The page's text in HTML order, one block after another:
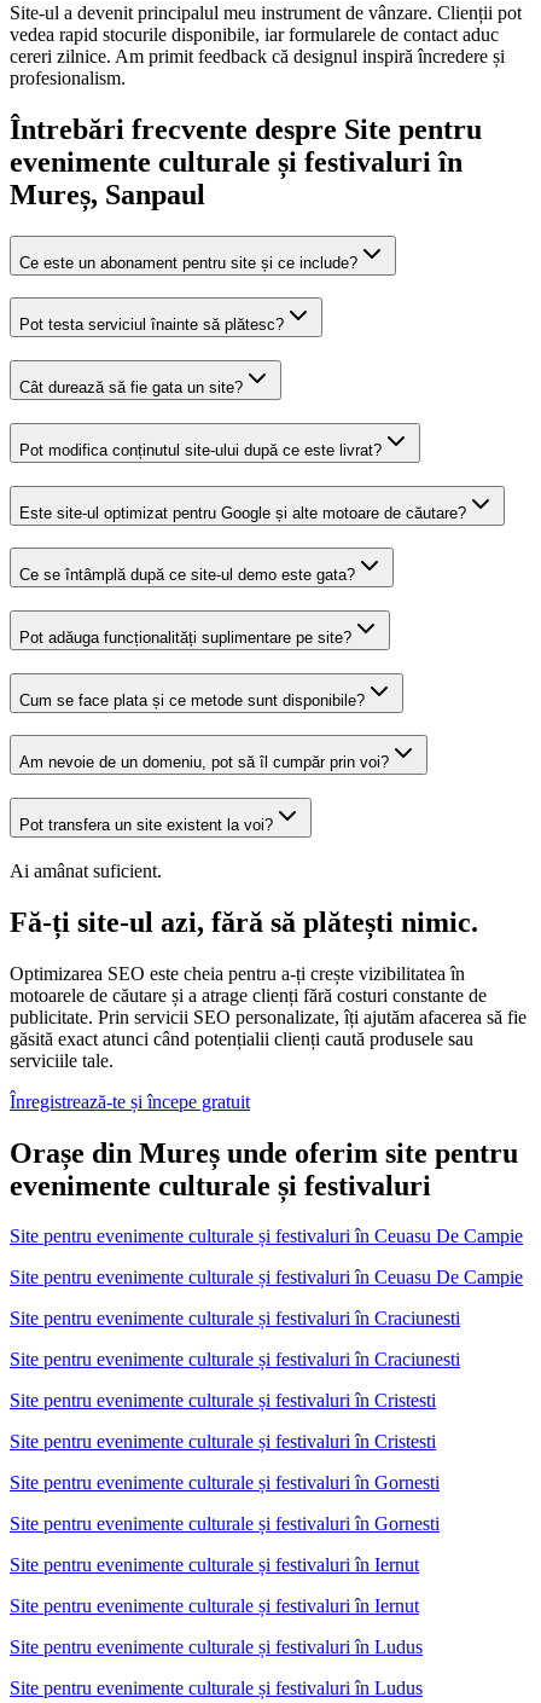
Site-ul a devenit principalul meu instrument de vânzare. Clienții pot
vedea rapid stocurile disponibile, iar formularele de contact aduc
cereri zilnice. Am primit feedback că designul inspiră încredere și
profesionalism.
Întrebări frecvente despre Site pentru
evenimente culturale și festivaluri în
Mureș, Sanpaul
Ce este un abonament pentru site și ce include?
Pot testa serviciul înainte să plătesc?
Cât durează să fie gata un site?
Pot modifica conținutul site-ului după ce este livrat?
Este site-ul optimizat pentru Google și alte motoare de căutare?
Ce se întâmplă după ce site-ul demo este gata?
Pot adăuga funcționalități suplimentare pe site?
Cum se face plata și ce metode sunt disponibile?
Am nevoie de un domeniu, pot să îl cumpăr prin voi?
Pot transfera un site existent la voi?
Ai amânat suficient.
Fă-ți site-ul azi, fără să plătești nimic.
Optimizarea SEO este cheia pentru a-ți crește vizibilitatea în
motoarele de căutare și a atrage clienți fără costuri constante de
publicitate. Prin servicii SEO personalizate, îți ajutăm afacerea să fie
găsită exact atunci când potențialii clienți caută produsele sau
serviciile tale.
Înregistrează-te și începe gratuit
Orașe din Mureș unde oferim site pentru
evenimente culturale și festivaluri
Site pentru evenimente culturale și festivaluriîn Ceuasu De Campie
Site pentru evenimente culturale și festivaluri în Ceuasu De Campie
Site pentru evenimente culturale și festivaluriîn Craciunesti
Site pentru evenimente culturale și festivaluri în Craciunesti
Site pentru evenimente culturale și festivaluriîn Cristesti
Site pentru evenimente culturale și festivaluri în Cristesti
Site pentru evenimente culturale și festivaluriîn Gornesti
Site pentru evenimente culturale și festivaluri în Gornesti
Site pentru evenimente culturale și festivaluriîn Iernut
Site pentru evenimente culturale și festivaluri în Iernut
Site pentru evenimente culturale și festivaluriîn Ludus
Site pentru evenimente culturale și festivaluri în Ludus